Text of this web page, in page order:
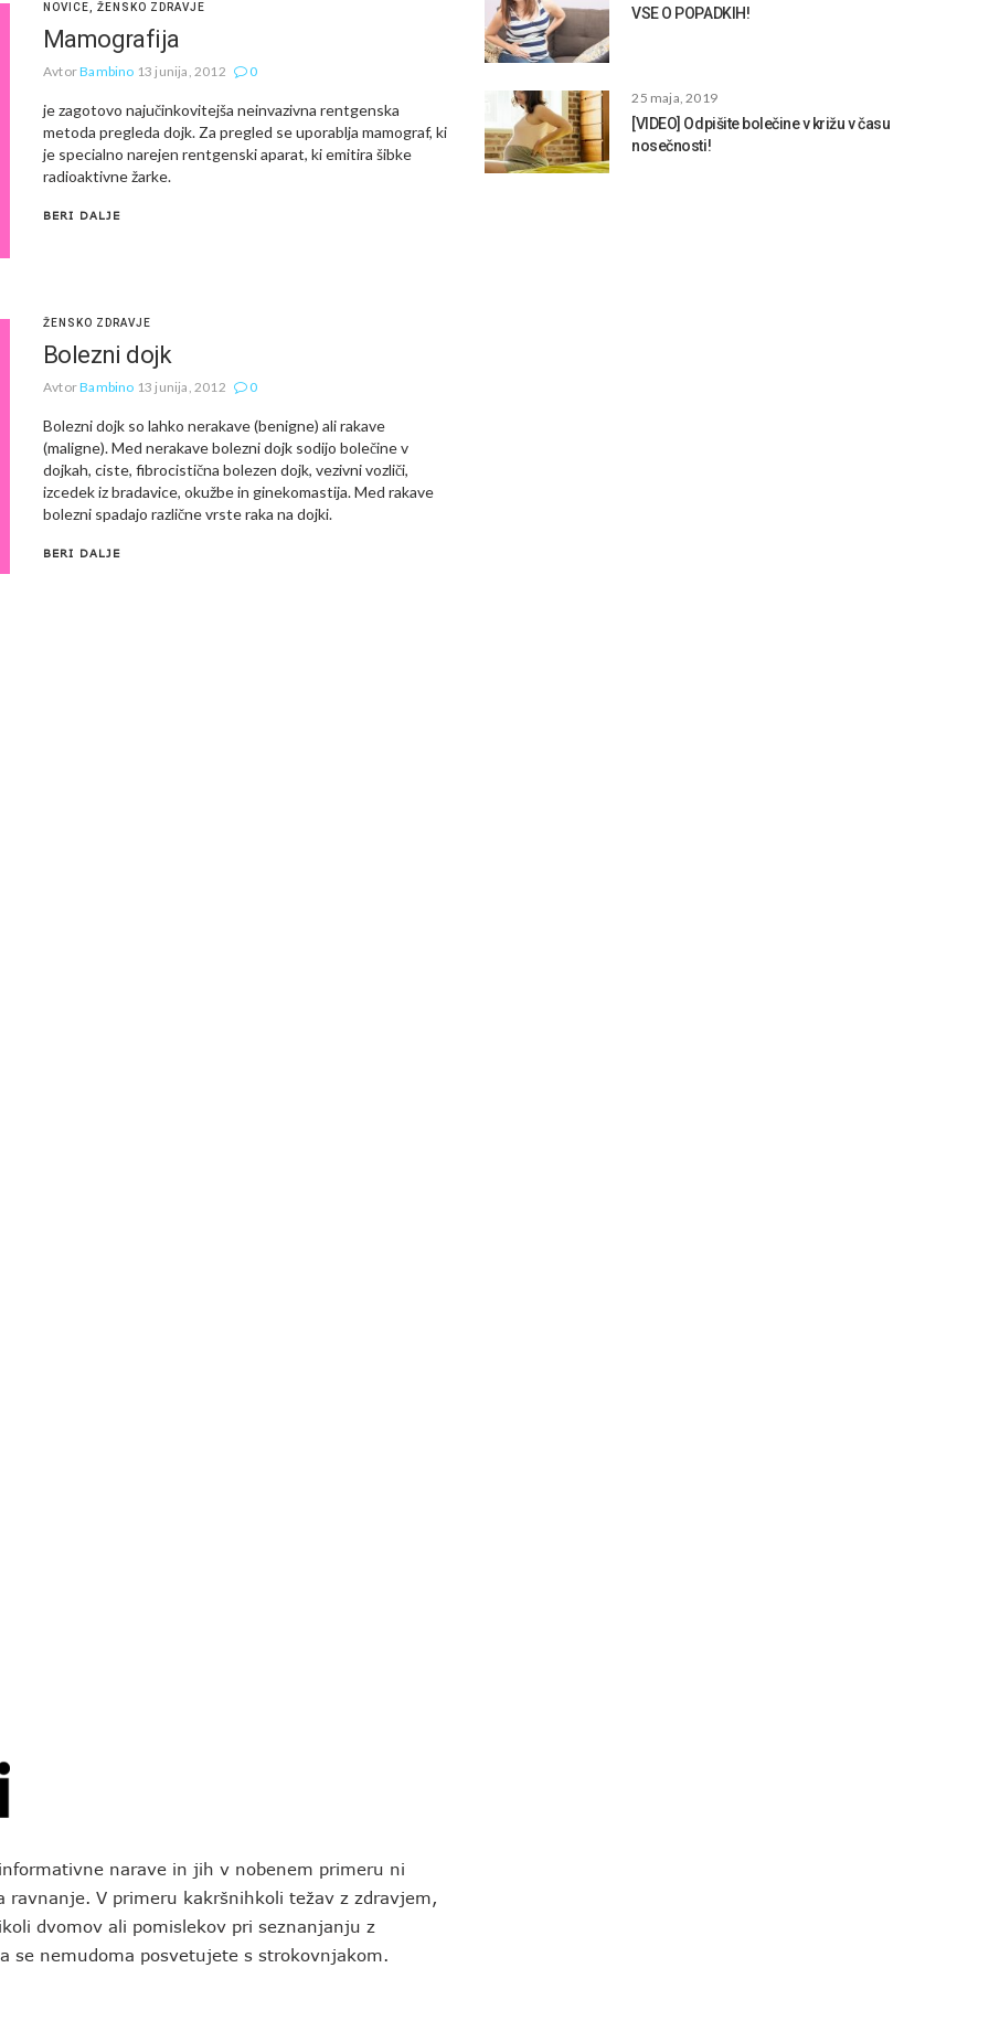
NOVICE ŽENSKO ZDRAVJE
Mamografija
AvtorBambino 13 junija, 2012 0
je zagotovo najučinkovitejša neinvazivna rentgenska
metoda pregleda dojk. Za pregled se uporablja mamograf, ki
je specialno narejen rentgenski aparat, ki emitira šibke
radioaktivne žarke.
BERI DALJE
ŽENSKO ZDRAVJE
Bolezni dojk
AvtorBambino 13 junija, 2012 0
Bolezni dojk so lahko nerakave (benigne) ali rakave
(maligne). Med nerakave bolezni dojk sodijo bolečine v
dojkah, ciste, fibrocistična bolezen dojk, vezivni vozliči,
izcedek iz bradavice, okužbe in ginekomastija. Med rakave
bolezni spadajo različne vrste raka na dojki.
BERI DALJE
VSE O POPADKIH!
25 maja, 2019
[VIDEO] Odpišite bolečine v križu v času
nosečnosti!
narave in jih v nobenem primeru ni
V primeru kakršnihkoli težav z zdravjem,
dvomov ali pomislekov pri seznanjanju z
se nemudoma posvetujete s strokovnjakom.